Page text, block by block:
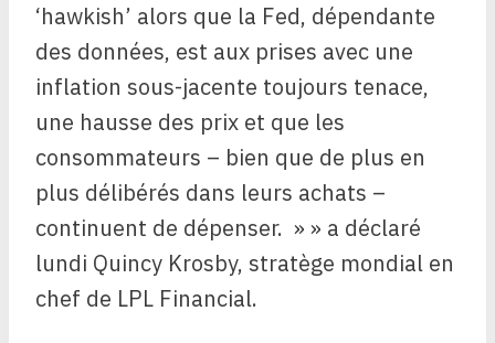
‘hawkish’ alors que la Fed, dépendante
des données, est aux prises avec une
inflation sous-jacente toujours tenace,
une hausse des prix et que les
consommateurs – bien que de plus en
plus délibérés dans leurs achats –
continuent de dépenser. » » a déclaré
lundi Quincy Krosby, stratège mondial en
chef de LPL Financial.